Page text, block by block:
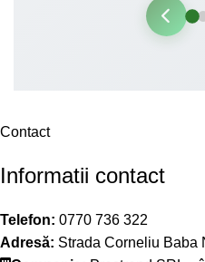
Contact
Informatii contact
Telefon: 0770 736 322
Adresă: Strada Corneliu Baba